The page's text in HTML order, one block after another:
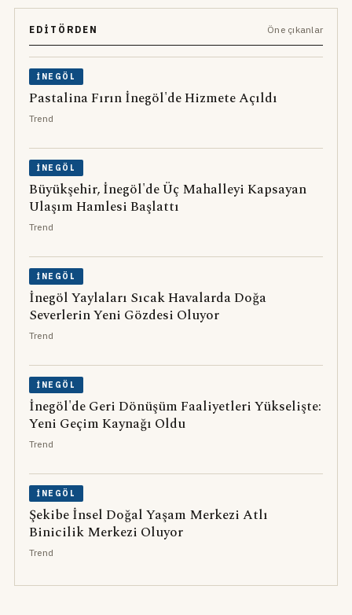
EDITÖRDEN Öne çıkanlar
İNEGÖL
Pastalina Fırın İnegöl'de Hizmete Açıldı
Trend
İNEGÖL
Büyükşehir, İnegöl'de Üç Mahalleyi Kapsayan
Ulaşım Hamlesi Başlattı
Trend
İNEGÖL
İnegöl Yaylaları Sıcak Havalarda Doğa
Severlerin Yeni Gözdesi Oluyor
Trend
İNEGÖL
İnegöl'de Geri Dönüşüm Faaliyetleri Yükselişte:
Yeni Geçim Kaynağı Oldu
Trend
İNEGÖL
Şekibe İnsel Doğal Yaşam Merkezi Atlı
Binicilik Merkezi Oluyor
Trend